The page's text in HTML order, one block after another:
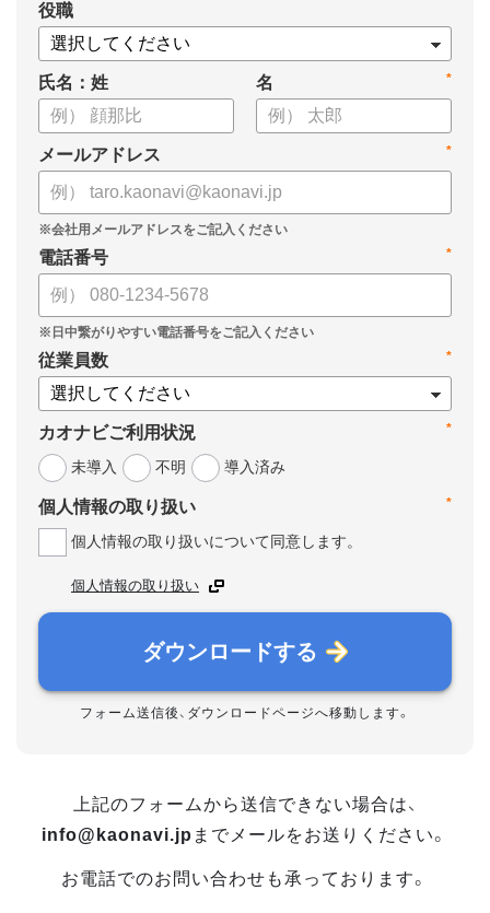
役職
氏名：姓 *
名
*
メールアドレス
*
電話番号
*
従業員数
*
カオナビご利用状況
未導入
不明 導入済み
*
個人情報の取り扱い
個人情報の取り扱いについて同意します。
個人情報の取り扱い
ダウンロードする
フォーム送信後、ダウンロードページへ移動します。
上記のフォームから送信できない場合は、
info@kaonavi.jp までメールをお送りください。
お電話でのお問い合わせも承っております。